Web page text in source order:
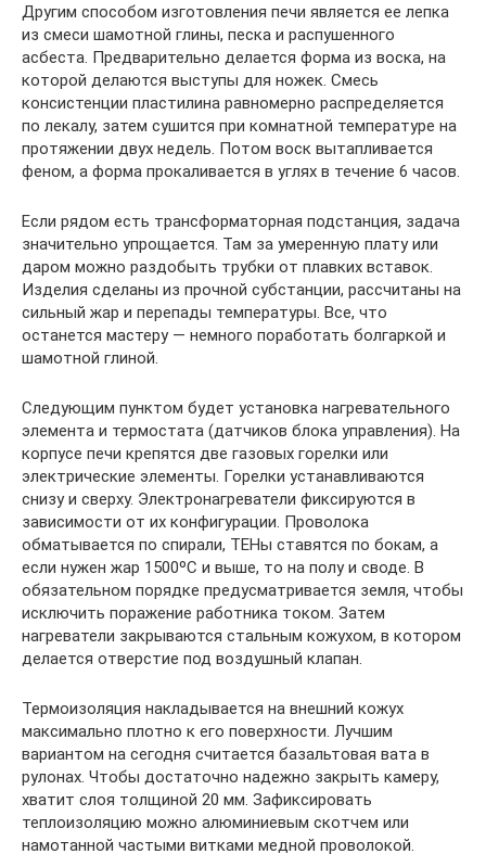
Другим способом изготовления печи является ее лепка
из смеси шамотной глины, песка и распушенного
асбеста. Предварительно делается форма из воска, на
которой делаются выступы для ножек. Смесь
консистенции пластилина равномерно распределяется
по лекалу, затем сушится при комнатной температуре на
протяжении двух недель. Потом воск вытапливается
феном, а форма прокаливается в углях в течение 6 часов.
Если рядом есть трансформаторная подстанция, задача
значительно упрощается. Там за умеренную плату или
даром можно раздобыть трубки от плавких вставок.
Изделия сделаны из прочной субстанции, рассчитаны на
сильный жар и перепады температуры. Все, что
останется мастеру — немного поработать болгаркой и
шамотной глиной.
Следующим пунктом будет установка нагревательного
элемента и термостата (датчиков блока управления). На
корпусе печи крепятся две газовых горелки или
электрические элементы. Горелки устанавливаются
снизу и сверху. Электронагреватели фиксируются в
зависимости от их конфигурации. Проволока
обматывается по спирали, ТЕНы ставятся по бокам, а
если нужен жар 1500ºС и выше, то на полу и своде. В
обязательном порядке предусматривается земля, чтобы
исключить поражение работника током. Затем
нагреватели закрываются стальным кожухом, в котором
делается отверстие под воздушный клапан.
Термоизоляция накладывается на внешний кожух
максимально плотно к его поверхности. Лучшим
вариантом на сегодня считается базальтовая вата в
рулонах. Чтобы достаточно надежно закрыть камеру,
хватит слоя толщиной 20 мм. Зафиксировать
теплоизоляцию можно алюминиевым скотчем или
намотанной частыми витками медной проволокой.